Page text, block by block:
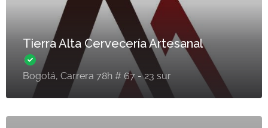
Tierra Alta Cervecería Artesanal
Bogotá, Carrera 78h # 67 - 23 sur